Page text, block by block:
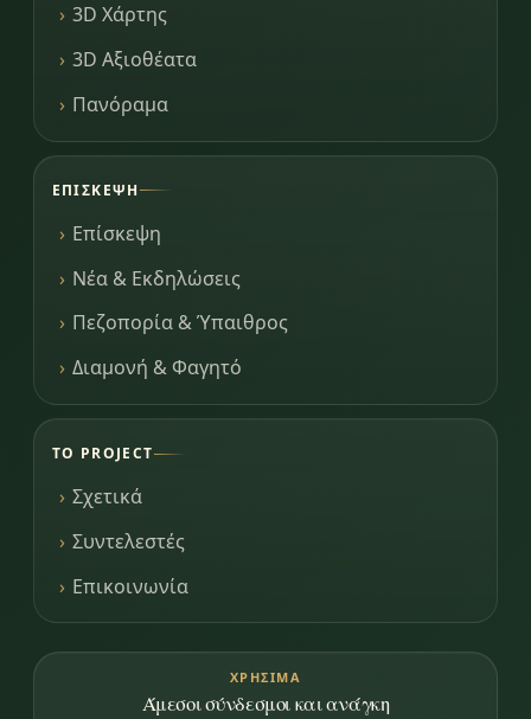
3D Χάρτης
3D Αξιοθέατα
Πανόραμα
ΕΠΊΣΚΕΨΗ
Επίσκεψη
Νέα & Εκδηλώσεις
Πεζοπορία & Ύπαιθρος
Διαμονή & Φαγητό
ΤΟ PROJECT
Σχετικά
Συντελεστές
Επικοινωνία
ΧΡΉΣΙΜΑ
Άμεσοι σύνδεσμοι και ανάγκη